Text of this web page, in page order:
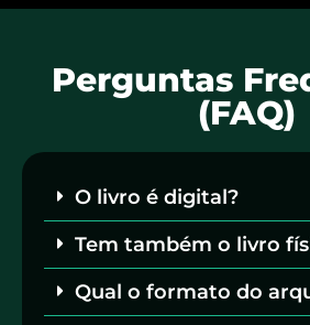
Perguntas
(FAQ)
O livro é digital?
Tem também o livro
Qual o formato do